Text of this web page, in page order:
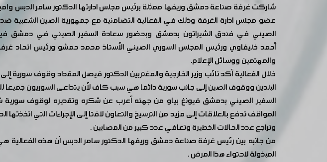
شاركت غرفة صناعة دمشق وريفها ممثلة برئيس مجلس ادارتها الدكتور سامر الدبس
عضو مجلس ادارة الغرفة وذلك في الفعالية التضامنية مع جمهورية الصين
الصيني في فندق الشيراتون بدمشق وبحضور سعادة السفير الصيني في دمشق
أحمد خليفاوي ورئيس المجلس السوري الصيني الأستاذ محمد حمشو ورئيس اتحاد
والمهتمين ووسائل الإعلام.
خلال الفعالية أكد نائب وزير الخارجية والمغتربين الدكتور فيصل المقداد وقوف
البلدين ووقوف الصين إلى جانب سورية دائما هي سبب كاف لأن يتداعى السوريون جميعا
السفير الصيني بدمشق فيونغ بياو من جهته أعرب عن شكره وتقديره لوقوف
المواقف تدفع بالعلاقات إلى مزيد من الترسيخ والتعاون لافتا إلى الإجراءات التي
وتراجع عدد الحالات الخطيرة وتعافي عدد كبير من المصابين .
من جانبه بين رئيس غرفة صناعة دمشق وريفها الدكتور سامر الدبس أن هذه
المبذولة لاحتواء هذا المرض .